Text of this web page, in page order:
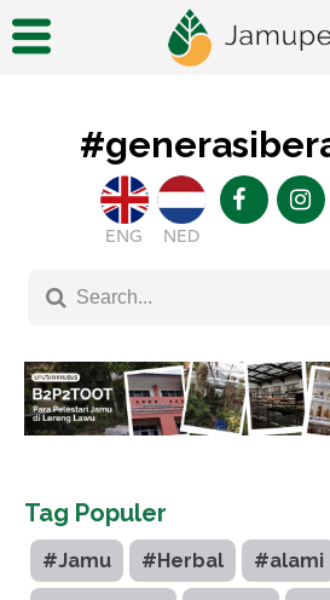
ENG NED
Tag Populer
#Jamu #Herbal #alami